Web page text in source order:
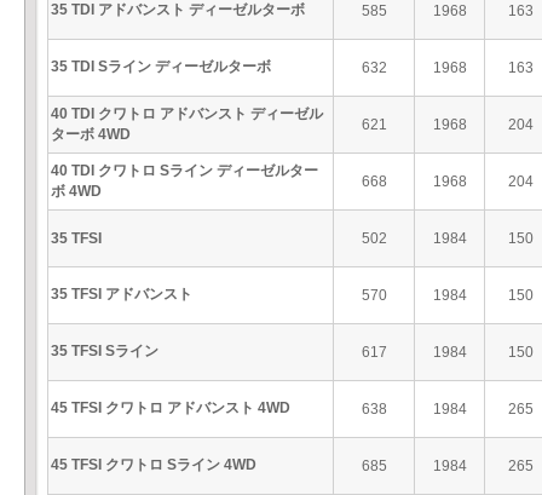
35 TDI アドバンスト ディーゼルターボ 585 1968 163
35 TDI Sライン ディーゼルターボ 632 1968 163
40 TDI クワトロ アドバンスト ディーゼル
ターボ 4WD
621 1968 204
40 TDI クワトロ Sライン ディーゼルター
ボ 4WD
668 1968 204
35 TFSI 502 1984 150
35 TFSI アドバンスト 570 1984 150
35 TFSI Sライン 617 1984 150
45 TFSI クワトロ アドバンスト 4WD 638 1984 265
45 TFSI クワトロ Sライン 4WD 685 1984 265